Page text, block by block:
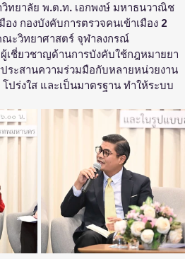
ทยาลัย พ.ต.ท. เอกพงษ์ มหาธนวาณิช
ง กองบังคับการตรวจคนเข้าเมือง 2
ะวิทยาศาสตร์ จุฬาลงกรณ์
เชี่ยวชาญด้านการบังคับใช้กฎหมายยา
ประสานความร่วมมือกับหลายหน่วยงาน
ร่งใส และเป็นมาตรฐาน ทำให้ระบบ